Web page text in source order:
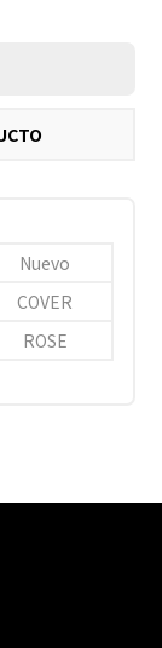
Nuevo
COVER
ROSE